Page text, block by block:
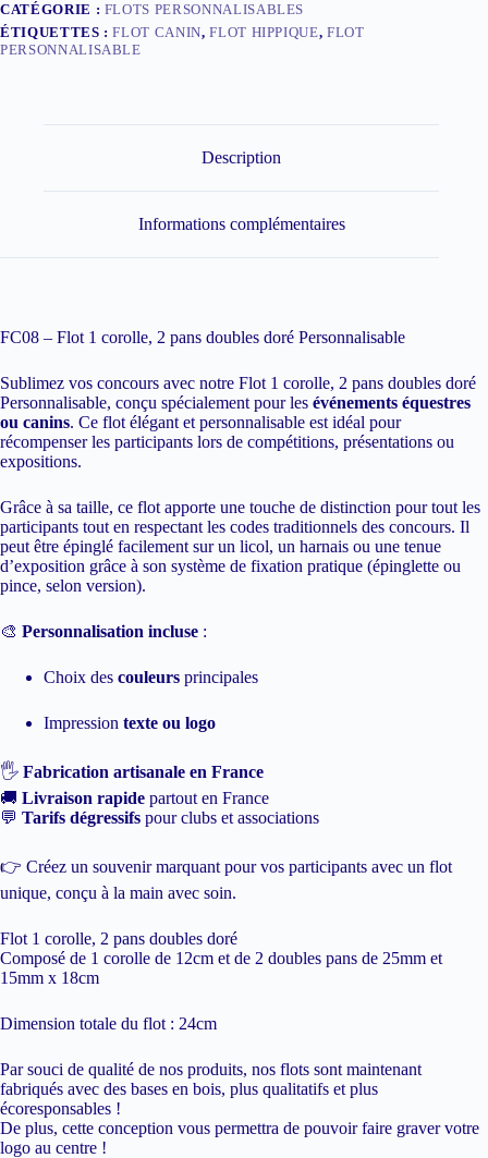
(next
element)
CATÉGORIE : FLOTS PERSONNALISABLES
ÉTIQUETTES :FLOT CANIN,FLOT HIPPIQUE,FLOT
PERSONNALISABLE
Description
Informations complémentaires
FC08 – Flot 1 corolle, 2 pans doubles doré Personnalisable
Sublimez vos concours avec notre Flot 1 corolle, 2 pans doubles doré
Personnalisable, conçu spécialement pour les événements équestres
ou canins. Ce flot élégant et personnalisable est idéal pour
récompenser les participants lors de compétitions, présentations ou
expositions.
Grâce à sa taille, ce flot apporte une touche de distinction pour tout les
participants tout en respectant les codes traditionnels des concours. Il
peut être épinglé facilement sur un licol, un harnais ou une tenue
d’exposition grâce à son système de fixation pratique (épinglette ou
pince, selon version).
🎨 Personnalisation incluse :
Choix des couleurs principales
Impression texte ou logo
🖐️ Fabrication artisanale en France
🚚 Livraison rapide partout en France
💬 Tarifs dégressifs pour clubs et associations
👉 Créez un souvenir marquant pour vos participants avec un flot
unique, conçu à la main avec soin.
Flot 1 corolle, 2 pans doubles doré
Composé de 1 corolle de 12cm et de 2 doubles pans de 25mm et
15mm x 18cm
Dimension totale du flot : 24cm
Par souci de qualité de nos produits, nos flots sont maintenant
fabriqués avec des bases en bois, plus qualitatifs et plus
écoresponsables !
De plus, cette conception vous permettra de pouvoir faire graver votre
logo au centre !